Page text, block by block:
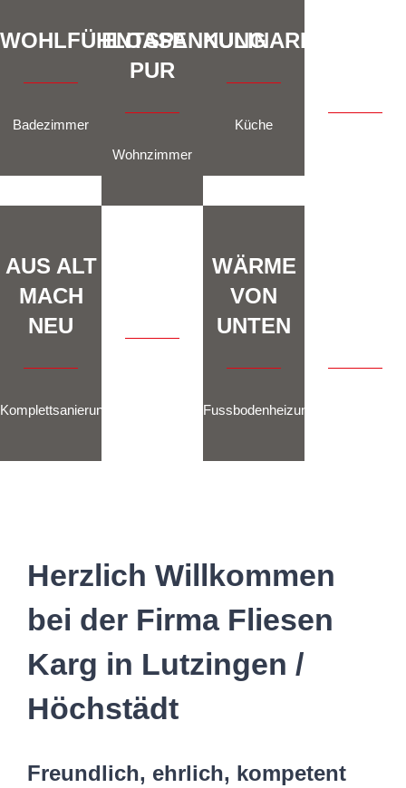
WOHLFÜHLOASE
Badezimmer
ENTSPANNUNG
PUR
Wohnzimmer
KULINARIK
Küche
AUS ALT
MACH
NEU
Komplettsanierung
WÄRME
VON
UNTEN
Fussbodenheizung
Herzlich Willkommen
bei der Firma Fliesen
Karg in Lutzingen /
Höchstädt
Freundlich, ehrlich, kompetent